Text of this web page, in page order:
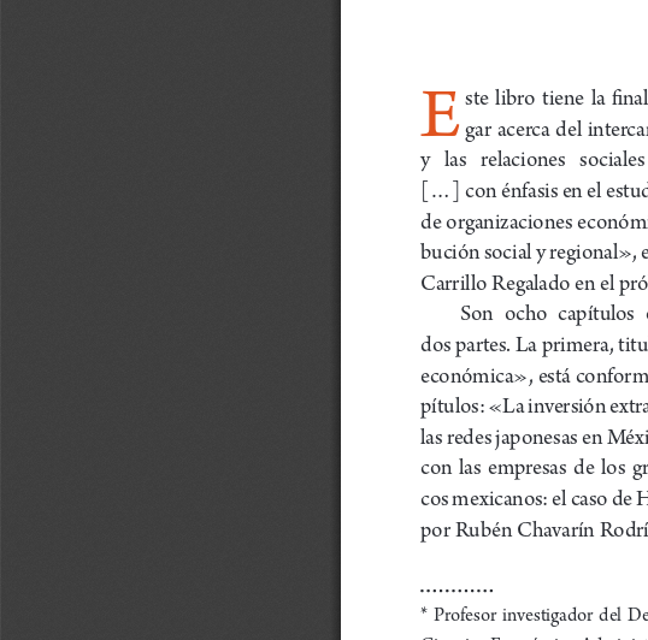
* Profesor  investigador  del
E ste  libro  tiene  la
gar  acerca  del
y   las   relaciones
[...] con énfasis en el
de organizaciones
bución social y regional»,
Carrillo Regalado en el
Son  ocho  capítulos
dos partes. La primera,
económica», está
pítulos: «La inversión
las redes japonesas en
con  las  empresas  de  los
cos mexicanos: el caso de
por Rubén Chavarín